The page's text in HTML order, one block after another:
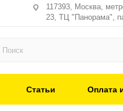
117393, Москва,
23, ТЦ "Панорама",
Статьи Оплата